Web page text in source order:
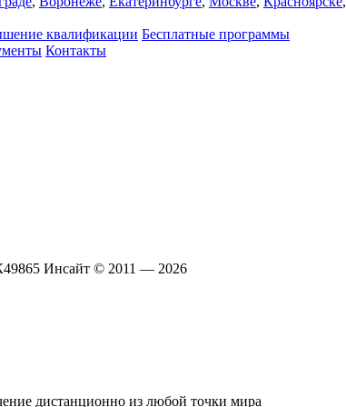
квалификации Бесплатные программы
Контакты
Инсайт © 2011 — 2026
дистанционно из любой точки мира